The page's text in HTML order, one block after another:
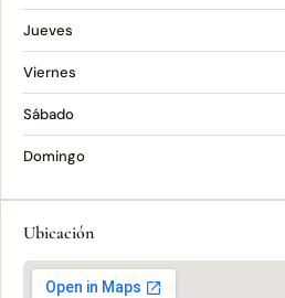
Jueves
Viernes
Sábado
Domingo
Ubicación